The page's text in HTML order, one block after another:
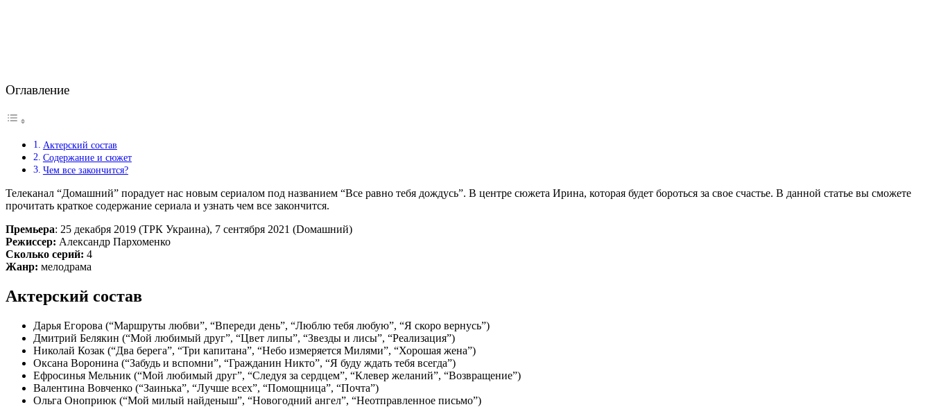
Оглавление
Актерский состав
Содержание и сюжет
Чем все закончится?
Телеканал “Домашний” порадует нас новым сериалом под названием “Все равно тебя дождусь”. В центре сюжета Ирина, которая будет бороться за свое счастье. В данной статье вы сможете
прочитать краткое содержание сериала и узнать чем все закончится.
Премьера: 25 декабря 2019 (ТРК Украина), 7 сентября 2021 (Dомашний)
Режиссер: Александр Пархоменко
Сколько серий: 4
Жанр: мелодрама
Актерский состав
Дарья Егорова (“Маршруты любви”, “Впереди день”, “Люблю тебя любую”, “Я скоро вернусь”)
Дмитрий Белякин (“Мой любимый друг”, “Цвет липы”, “Звезды и лисы”, “Реализация”)
Николай Козак (“Два берега”, “Три капитана”, “Небо измеряется Милями”, “Хорошая жена”)
Оксана Воронина (“Забудь и вспомни”, “Гражданин Никто”, “Я буду ждать тебя всегда”)
Ефросинья Мельник (“Мой любимый друг”, “Следуя за сердцем”, “Клевер желаний”, “Возвращение”)
Валентина Вовченко (“Заинька”, “Лучше всех”, “Помощница”, “Почта”)
Ольга Оноприюк (“Мой милый найденыш”, “Новогодний ангел”, “Неотправленное письмо”)